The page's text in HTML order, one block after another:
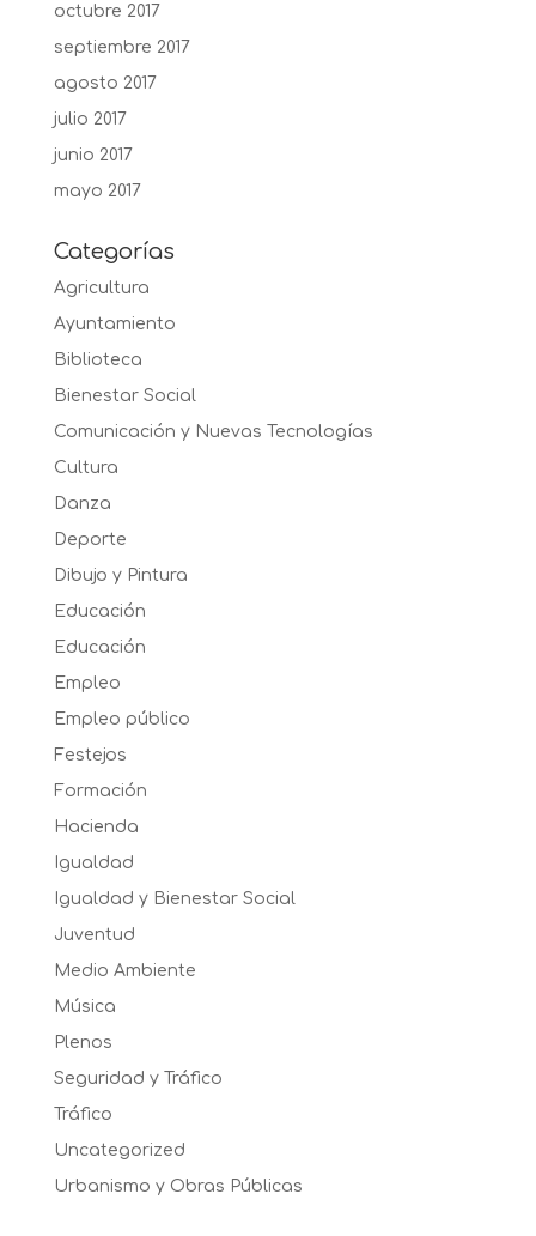
octubre 2017
septiembre 2017
agosto 2017
julio 2017
junio 2017
mayo 2017
Categorías
Agricultura
Ayuntamiento
Biblioteca
Bienestar Social
Comunicación y Nuevas Tecnologías
Cultura
Danza
Deporte
Dibujo y Pintura
Educación
Educación
Empleo
Empleo público
Festejos
Formación
Hacienda
Igualdad
Igualdad y Bienestar Social
Juventud
Medio Ambiente
Música
Plenos
Seguridad y Tráfico
Tráfico
Uncategorized
Urbanismo y Obras Públicas